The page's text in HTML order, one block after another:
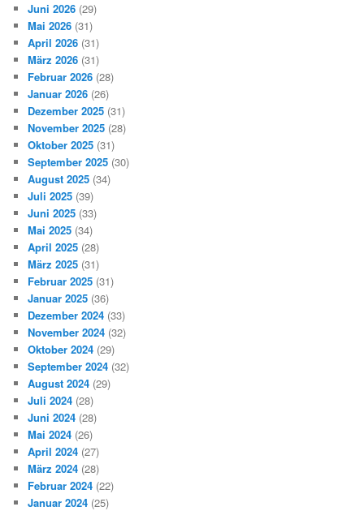
Juni 2026 (29)
Mai 2026 (31)
April 2026 (31)
März 2026 (31)
Februar 2026 (28)
Januar 2026 (26)
Dezember 2025 (31)
November 2025 (28)
Oktober 2025 (31)
September 2025 (30)
August 2025 (34)
Juli 2025 (39)
Juni 2025 (33)
Mai 2025 (34)
April 2025 (28)
März 2025 (31)
Februar 2025 (31)
Januar 2025 (36)
Dezember 2024 (33)
November 2024 (32)
Oktober 2024 (29)
September 2024 (32)
August 2024 (29)
Juli 2024 (28)
Juni 2024 (28)
Mai 2024 (26)
April 2024 (27)
März 2024 (28)
Februar 2024 (22)
Januar 2024 (25)